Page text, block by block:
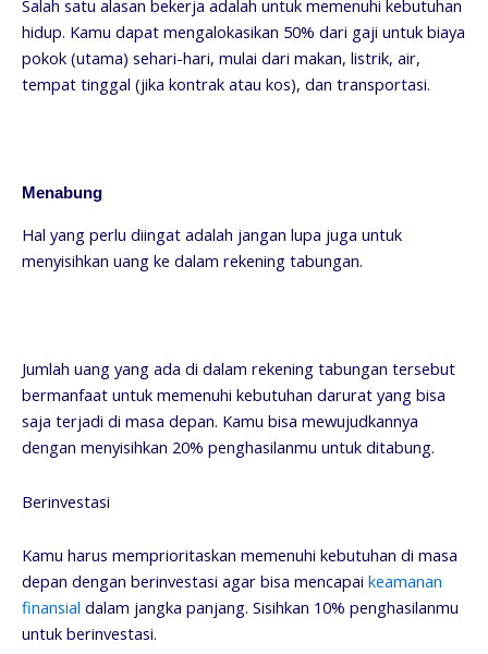
Salah satu alasan bekerja adalah untuk memenuhi kebutuhan
hidup. Kamu dapat mengalokasikan 50% dari gaji untuk biaya
pokok (utama) sehari-hari, mulai dari makan, listrik, air,
tempat tinggal (jika kontrak atau kos), dan transportasi.
Menabung
Hal yang perlu diingat adalah jangan lupa juga untuk
menyisihkan uang ke dalam rekening tabungan.
Jumlah uang yang ada di dalam rekening tabungan tersebut
bermanfaat untuk memenuhi kebutuhan darurat yang bisa
saja terjadi di masa depan. Kamu bisa mewujudkannya
dengan menyisihkan 20% penghasilanmu untuk ditabung.
Berinvestasi
Kamu harus memprioritaskan memenuhi kebutuhan di masa
depan dengan berinvestasi agar bisa mencapai keamanan
finansial dalam jangka panjang. Sisihkan 10% penghasilanmu
untuk berinvestasi.